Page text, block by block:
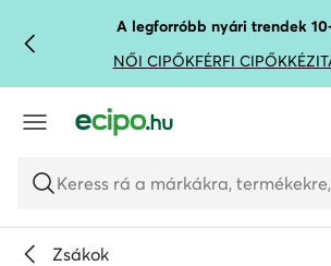
UGRÁS A FŐ TARTALOMRA
UGRÁS A KERESÉSHEZA legforróbb nyári trendek
NŐI CIPŐKFÉRFI CIPŐK
Keress rá a márkákra,
Zsákok